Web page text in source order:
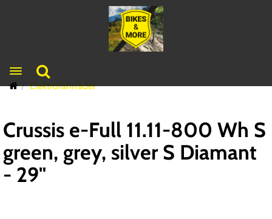
Toggle navigation
Elektrofahrräder
Crussis e-Full 11.11-800 Wh S
green, grey, silver S Diamant
- 29"